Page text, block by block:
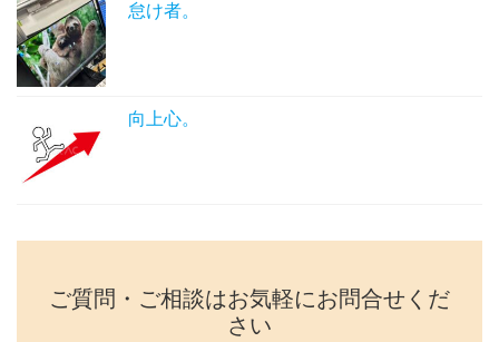
怠け者。
向上心。
ご質問・ご相談はお気軽にお問合せくだ
さい